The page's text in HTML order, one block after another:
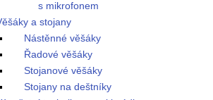
s mikrofonem
a stojany
Nástěnné věšáky
Řadové věšáky
Stojanové věšáky
Stojany na deštníky